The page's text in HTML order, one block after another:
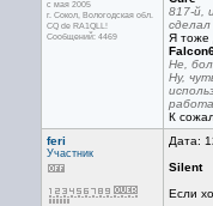
с мая 2005
г. Сокол, Вологодская обл.
CQ de RA1QLL!
Сообщений: 4469
817-й,
Я тоже
Не,
Ну,
К
feri
Участник
Дата:
Silent
Если